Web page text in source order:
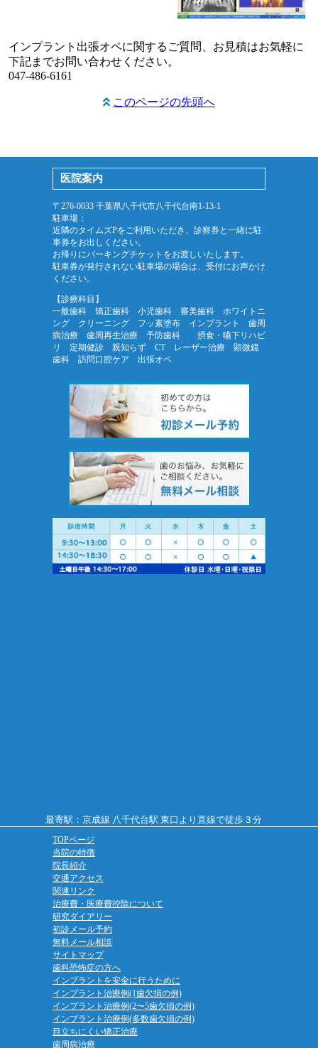
インプラント出張オペに関するご質問、お見積はお気軽に
下記までお問い合わせください。
047-486-6161
このページの先頭へ
医院案内
〒276-0033 千葉県八千代市八千代台南1-13-1
駐車場：
近隣のタイムズPをご利用いただき、診察券と一緒に駐
車券をお出しください。
お帰りにパーキングチケットをお渡しいたします。
駐車券が発行されない駐車場の場合は、受付にお声かけ
ください。
【診療科目】
一般歯科 矯正歯科 小児歯科 審美歯科 ホワイトニ
ング クリーニング フッ素塗布 インプラント 歯周
病治療 歯周再生治療 予防歯科 摂食・嚥下リハビ
リ 定期健診 親知らず CT レーザー治療 顕微鏡
歯科 訪問口腔ケア 出張オペ
最寄駅：京成線 八千代台駅 東口より直線で徒歩３分
TOPページ
当院の特徴
院長紹介
交通アクセス
関連リンク
治療費・医療費控除について
研究ダイアリー
初診メール予約
無料メール相談
サイトマップ
歯科恐怖症の方へ
インプラントを安全に行うために
インプラント治療例(1歯欠損の例)
インプラント治療例(2〜5歯欠損の例)
インプラント治療例(多数歯欠損の例)
目立ちにくい矯正治療
歯周病治療